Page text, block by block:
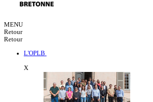
MENU
Retour
Retour
L'OPLB
X